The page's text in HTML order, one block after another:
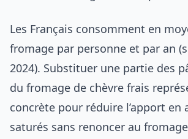
Les Français consomment en
fromage par personne et par an
2024). Substituer une partie des
du fromage de chèvre frais
concrète pour réduire l’apport en
saturés sans renoncer au